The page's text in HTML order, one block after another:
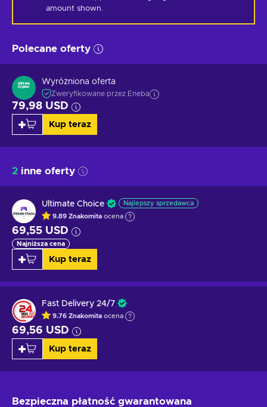
amount shown.
Polecane oferty
Wyróżniona oferta
Zweryfikowane przez Eneba
79,98 USD
Kup teraz
2 inne oferty
Ultimate Choice Najlepszy sprzedawca
9.89 Znakomita ocena
69,55 USD
Najniższa cena
Kup teraz
Fast Delivery 24/7
9.76 Znakomita ocena
69,56 USD
Kup teraz
Bezpieczna płatność gwarantowana